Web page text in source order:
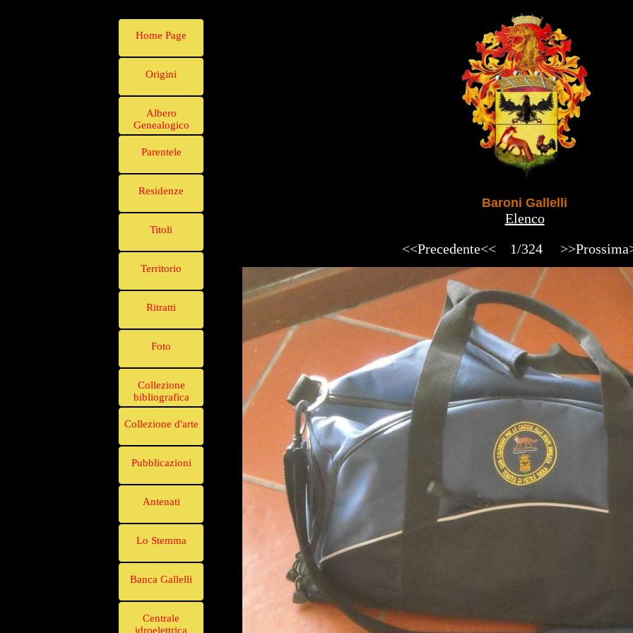
Home Page
Origini
Albero
Genealogico
Parentele
Residenze
Titoli
Territorio
Ritratti
Foto
Collezione
bibliografica
Collezione d'arte
Pubblicazioni
Antenati
Lo Stemma
Banca Gallelli
Centrale
idroelettrica
Baroni Gallelli
Elenco
<<Precedente<<1/324